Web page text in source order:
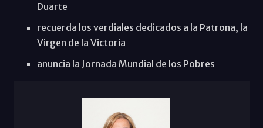
Duarte
recuerda los verdiales dedicados a la Patrona, la
Virgen de la Victoria
anuncia la Jornada Mundial de los Pobres